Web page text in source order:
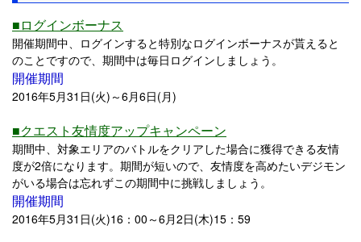
■ログインボーナス
開催期間中、ログインすると特別なログインボーナスが貰えると
のことですので、期間中は毎日ログインしましょう。
開催期間
2016年5月31日(火)～6月6日(月)
■クエスト友情度アップキャンペーン
期間中、対象エリアのバトルをクリアした場合に獲得できる友情
度が2倍になります。期間が短いので、友情度を高めたいデジモン
がいる場合は忘れずこの期間中に挑戦しましょう。
開催期間
2016年5月31日(火)16：00～6月2日(木)15：59